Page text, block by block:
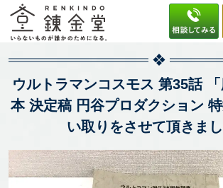
ウルトラマンコスモス 第35話
本 決定稿 円谷プロダクション
い取りをさせて頂きまし